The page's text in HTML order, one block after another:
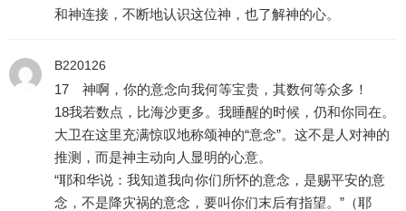
和神连接，不断地认识这位神，也了解神的心。
B220126
17 神啊，你的意念向我何等宝贵，其数何等众多！
18我若数点，比海沙更多。我睡醒的时候，仍和你同在。
大卫在这里充满惊叹地称颂神的“意念”。这不是人对神的
推测，而是神主动向人显明的心意。
“耶和华说：我知道我向你们所怀的意念，是赐平安的意
念，不是降灾祸的意念，要叫你们末后有指望。”（耶